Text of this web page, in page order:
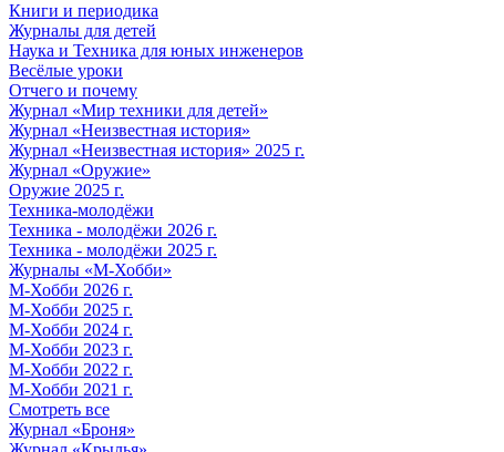
Книги и периодика
Журналы для детей
Наука и Техника для юных инженеров
Весёлые уроки
Отчего и почему
Журнал «Мир техники для детей»
Журнал «Неизвестная история»
Журнал «Неизвестная история» 2025 г.
Журнал «Оружие»
Оружие 2025 г.
Техника-молодёжи
Техника - молодёжи 2026 г.
Техника - молодёжи 2025 г.
Журналы «М-Хобби»
М-Хобби 2026 г.
М-Хобби 2025 г.
М-Хобби 2024 г.
М-Хобби 2023 г.
М-Хобби 2022 г.
М-Хобби 2021 г.
Смотреть все
Журнал «Броня»